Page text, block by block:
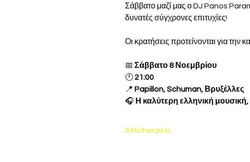
Σάββατο μαζί μας ο DJ Panos
δυνατές σύγχρονες επιτυχίες!
Οι κρατήσεις προτείνονται για την
📅 Σάββατο 8 Νοεμβρίου
🕛 21:00
📍 Papillon, Schuman, Βρυξέλλες
🎧 Η καλύτερη ελληνική
Afficher plus